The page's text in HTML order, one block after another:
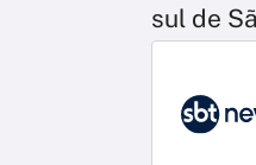
sul de